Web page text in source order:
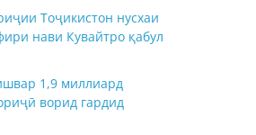
Тоҷикистон нусхаи
нави Кувайтро қабул
1,9 миллиард
ворид гардид